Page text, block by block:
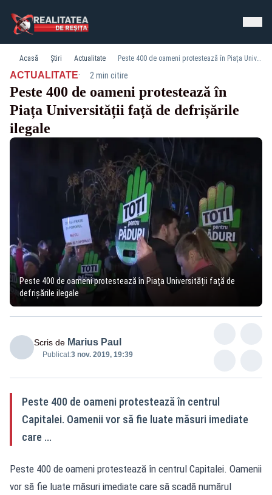
Acasă Știri Actualitate Peste 400 de oameni protestează în Piața Universității față de defrișările ilegale
ACTUALITATE· 2 min citire
Peste 400 de oameni protestează în
Piața Universității față de defrișările
ilegale
Peste 400 de oameni protestează în Piața Universității față de
defrișările ilegale
Scris de Marius Paul
Publicat:3 nov. 2019, 19:39
Peste 400 de oameni protestează în centrul
Capitalei. Oamenii vor să fie luate măsuri imediate
care ...
Peste 400 de oameni protestează în centrul Capitalei. Oamenii
vor să fie luate măsuri imediate care să scadă numărul